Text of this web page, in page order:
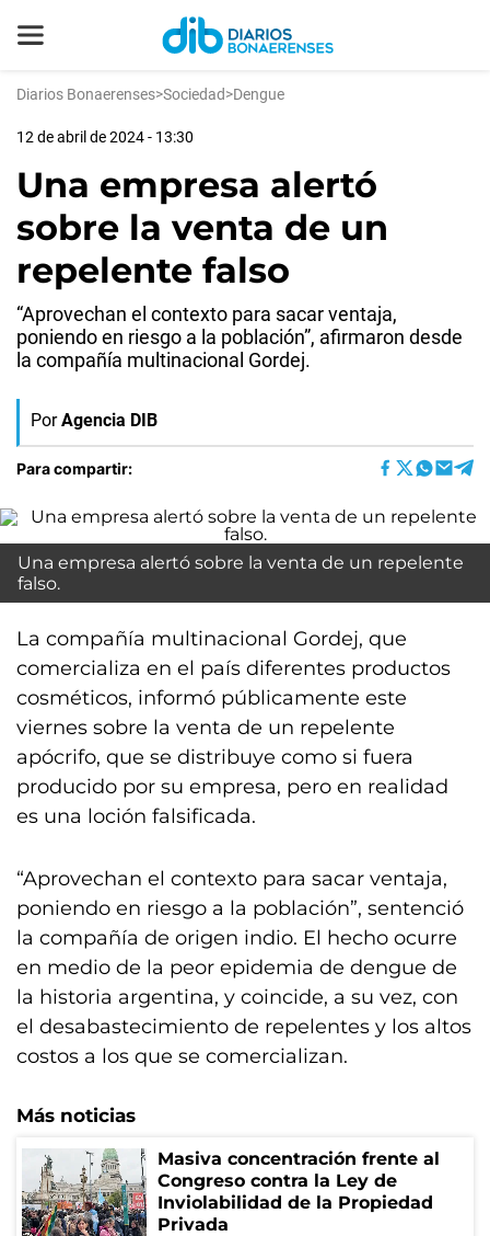
Diarios Bonaerenses>Sociedad>Dengue
12 de abril de 2024 - 13:30
Una empresa alertó
sobre la venta de un
repelente falso
“Aprovechan el contexto para sacar ventaja,
poniendo en riesgo a la población”, afirmaron desde
la compañía multinacional Gordej.
Por Agencia DIB
Para compartir:
Una empresa alertó sobre la venta de un repelente
falso.
La compañía multinacional Gordej, que
comercializa en el país diferentes productos
cosméticos, informó públicamente este
viernes sobre la venta de un repelente
apócrifo, que se distribuye como si fuera
producido por su empresa, pero en realidad
es una loción falsificada.
“Aprovechan el contexto para sacar ventaja,
poniendo en riesgo a la población”, sentenció
la compañía de origen indio. El hecho ocurre
en medio de la peor epidemia de dengue de
la historia argentina, y coincide, a su vez, con
el desabastecimiento de repelentes y los altos
costos a los que se comercializan.
Más noticias
Masiva concentración frente al
Congreso contra la Ley de
Inviolabilidad de la Propiedad
Privada